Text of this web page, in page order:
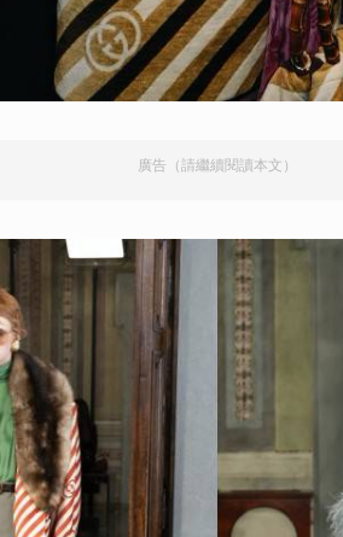
廣告（請繼續閱讀本文）